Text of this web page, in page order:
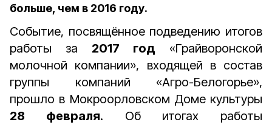
больше, чем в 2016 году.
Событие, посвящённое подведению итогов
работы за 2017 год «Грайворонской
молочной компании», входящей в состав
группы компаний «Агро-Белогорье»,
прошло в Мокроорловском Доме культуры
28 февраля. Об итогах работы